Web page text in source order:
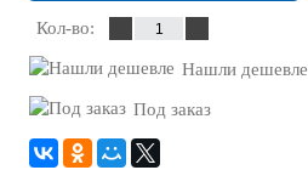
Кол-во:
Нашли дешевле
Под заказ